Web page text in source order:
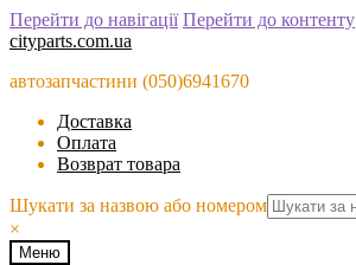
Перейти до навігації Перейти до контенту
cityparts.com.ua
автозапчастини (050)6941670
Доставка
Оплата
Возврат товара
Шукати за назвою або номером
×
Меню